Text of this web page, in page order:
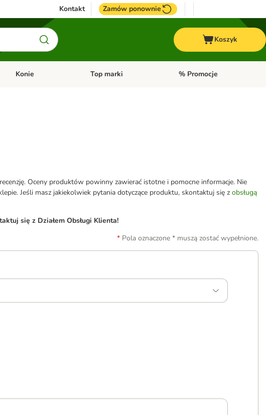
Kontakt Zamów ponownie
Koszyk
Akwarystyka
Otwórz menu kategorii: Ptaki
Konie Otwórz menu kategorii: Konie
Top marki Otwórz menu kategorii: Top
% Promocje
Oceny produktów powinny zawierać istotne i pomocne informacje. Nie
Jeśli masz jakiekolwiek pytania dotyczące produktu, skontaktuj się z obsługą
się z Działem Obsługi Klienta!
Pola oznaczone * muszą zostać wypełnione.